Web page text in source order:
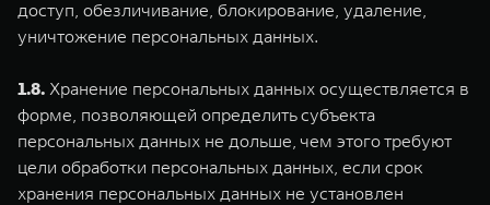
доступ, обезличивание, блокирование, удаление,
уничтожение персональных данных.
1.8. Хранение персональных данных осуществляется в
форме, позволяющей определить субъекта
персональных данных не дольше, чем этого требуют
цели обработки персональных данных, если срок
хранения персональных данных не установлен